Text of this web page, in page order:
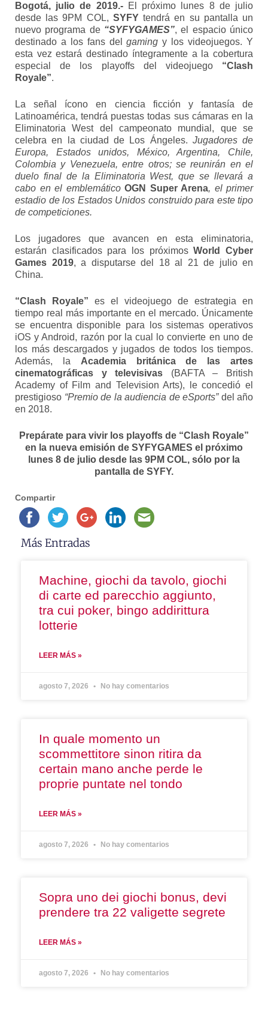
Bogotá, julio de 2019.-El próximo lunes 8 de julio
desde las 9PM COL, SYFYtendrá en su pantalla un
nuevo programa de “SYFYGAMES”, el espacio único
destinado a los fans delgaming y los videojuegos. Y
esta vez estará destinado íntegramente a la cobertura
especial de los playoffs del videojuego “Clash
Royale”.
La señal ícono en ciencia ficción y fantasía de
Latinoamérica, tendrá puestas todas sus cámaras en la
Eliminatoria West del campeonato mundial, que se
celebra en la ciudad de Los Ángeles. Jugadores de
Europa, Estados unidos, México, Argentina, Chile,
Colombia y Venezuela, entre otros; se reunirán en el
duelo final de la Eliminatoria West, que se llevará a
cabo en el emblemático OGN Super Arena, el primer
estadio de los Estados Unidos construido para este tipo
de competiciones.
Los jugadores que avancen en esta eliminatoria,
estarán clasificados para los próximosWorld Cyber
Games 2019, a disputarse del 18 al 21 de julio en
China.
“Clash Royale” es el videojuego de estrategia en
tiempo real más importante en el mercado. Únicamente
se encuentra disponible para los sistemas operativos
iOS y Android, razón por la cual lo convierte en uno de
los más descargados y jugados de todos los tiempos.
Además, la Academia británica de las artes
cinematográficas y televisivas (BAFTA – British
Academy of Film and Television Arts), le concedió el
prestigioso “Premio de la audiencia de eSports”del año
en 2018.
Prepárate para vivir los playoffs de “Clash Royale”
en la nueva emisión de SYFYGAMES el próximo
lunes 8 de julio desde las 9PM COL, sólo por la
pantalla de SYFY.
Compartir
Más Entradas
Machine, giochi da tavolo, giochi
di carte ed parecchio aggiunto,
tra cui poker, bingo addirittura
lotterie
LEER MÁS »
agosto 7, 2026 No hay comentarios
In quale momento un
scommettitore sinon ritira da
certain mano anche perde le
proprie puntate nel tondo
LEER MÁS »
agosto 7, 2026 No hay comentarios
Sopra uno dei giochi bonus, devi
prendere tra 22 valigette segrete
LEER MÁS »
agosto 7, 2026 No hay comentarios